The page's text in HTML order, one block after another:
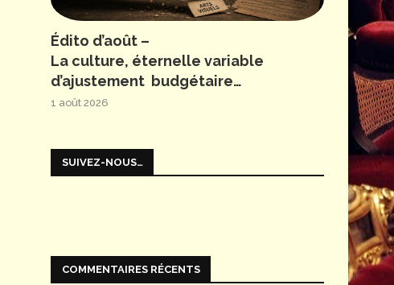
Édito d’août –
La culture, éternelle variable
d’ajustement budgétaire…
1 août 2026
SUIVEZ-NOUS…
COMMENTAIRES RÉCENTS